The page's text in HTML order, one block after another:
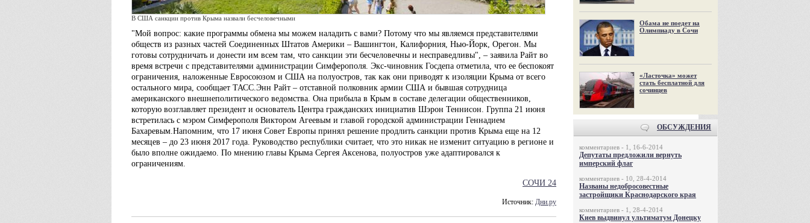
В США санкции против Крыма назвали бесчеловечными
"Мой вопрос: какие программы обмена мы можем наладить с вами? Потому что мы являемся представителями
обществ из разных частей Соединенных Штатов Америки – Вашингтон, Калифорния, Нью-Йорк, Орегон. Мы
готовы сотрудничать и донести им всем там, что санкции эти бесчеловечны и несправедливы", – заявила Райт во
время встречи с представителями администрации Симферополя. Экс-чиновник Госдепа отметила, что ее беспокоят
ограничения, наложенные Евросоюзом и США на полуостров, так как они приводят к изоляции Крыма от всего
остального мира, сообщает ТАСС.Энн Райт – отставной полковник армии США и бывшая сотрудница
американского внешнеполитического ведомства. Она прибыла в Крым в составе делегации общественников,
которую возглавляет президент и основатель Центра гражданских инициатив Шэрон Теннисон. Группа 21 июня
встретилась с мэром Симферополя Виктором Агеевым и главой городской администрации Геннадием
Бахаревым.Напомним, что 17 июня Совет Европы принял решение продлить санкции против Крыма еще на 12
месяцев – до 23 июня 2017 года. Руководство республики считает, что это никак не изменит ситуацию в регионе и
было вполне ожидаемо. По мнению главы Крыма Сергея Аксенова, полуостров уже адаптировался к
ограничениям.
СОЧИ 24
Источник: Дни.ру
Обама не поедет на
Олимпиаду в Сочи
«Ласточка» может
стать бесплатной для
сочинцев
ОБСУЖДЕНИЯ
комментариев - 1, 16-6-2014
Депутаты предложили вернуть
имперский флаг
комментариев - 10, 28-4-2014
Названы недобросовестные
застройщики Краснодарского края
комментариев - 1, 28-4-2014
Киев выдвинул ультиматум Донецку